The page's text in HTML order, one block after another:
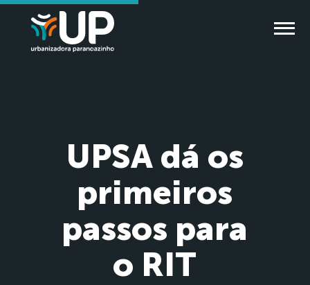
UPSA dá os
primeiros
passos para
o RIT